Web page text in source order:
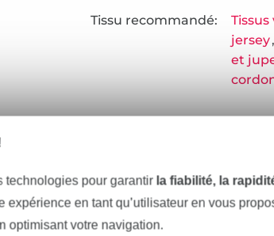
Tissu recommandé:
Tissus
jersey
et
ÊTRE INFORMÉ DES
technologies pour garantir la fiabilité, la
expérience en tant qu’utilisateur en vous
optimisant votre navigation.